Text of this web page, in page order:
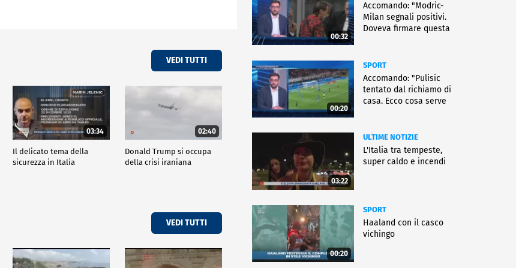
VEDI TUTTI
03:34
Il delicato tema della
sicurezza in Italia
02:40
Donald Trump si occupa
della crisi iraniana
VEDI TUTTI
00:32
Accomando: "Modric-
Milan segnali positivi.
Doveva firmare questa
00:20
SPORT
Accomando: "Pulisic
tentato dal richiamo di
casa. Ecco cosa serve
03:22
ULTIME NOTIZIE
L'Italia tra tempeste,
super caldo e incendi
00:20
SPORT
Haaland con il casco
vichingo